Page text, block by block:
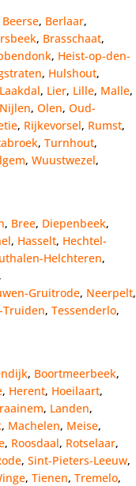
Beerse, Berlaar,
, Brasschaat,
, Heist-op-den-
, Hulshout,
Laakdal, Lier, Lille, Malle,
Nijlen, Olen, Oud-
, Rijkevorsel, Rumst,
, Turnhout,
, Wuustwezel,
, Bree, Diepenbeek,
, Hasselt, Hechtel-
Helchteren,
,
Gruitrode, Neerpelt,
Truiden, Tessenderlo,
, Boortmeerbeek,
, Herent, Hoeilaart,
, Landen,
, Machelen, Meise,
, Roosdaal, Rotselaar,
, Sint-Pieters-Leeuw,
, Tienen, Tremelo,